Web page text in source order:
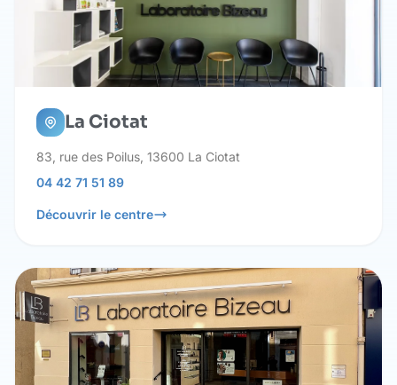
La Ciotat
83, rue des Poilus, 13600 La Ciotat
04 42 71 51 89
Découvrir le centre